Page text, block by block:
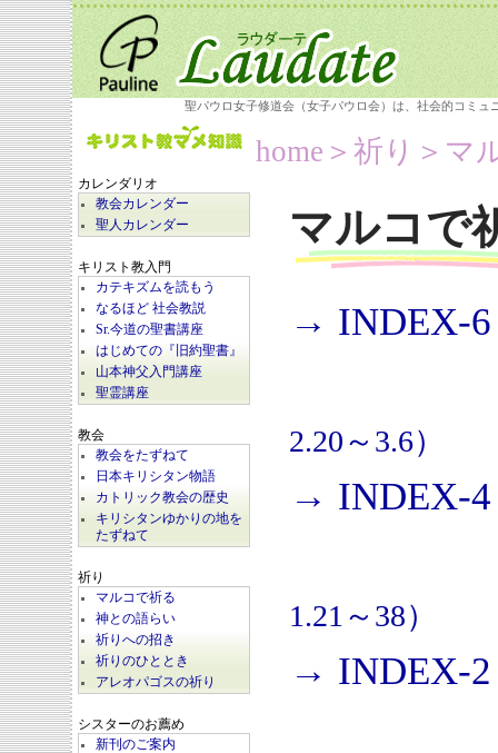
聖パウロ女子修道会（女子パウロ会）は、社会的コミ
カレンダリオ
教会カレンダー
聖人カレンダー
キリスト教入門
カテキズムを読もう
なるほど 社会教説
Sr.今道の聖書講座
はじめての『旧約聖書』
山本神父入門講座
聖霊講座
教会
教会をたずねて
日本キリシタン物語
カトリック教会の歴史
キリシタンゆかりの地を
たずねて
祈り
マルコで祈る
神との語らい
祈りへの招き
祈りのひととき
アレオパゴスの祈り
シスターのお薦め
新刊のご案内
home ＞祈り＞ マ
マルコで
→ INDEX-6
2.20～3.6）
→ INDEX-4
1.21～38）
→ INDEX-2